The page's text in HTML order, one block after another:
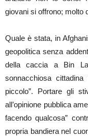
giovani si offrono; molto
Quale è stata, in
geopolitica senza
della caccia a Bin
sonnacchiosa
piccolo”. Portare gli
all’opinione pubblica
facendo qualcosa”
propria bandiera nel